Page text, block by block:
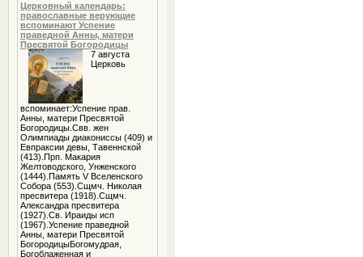
Церковный календарь:
православные верующие
вспоминают Успение
праведной Анны, матери
Пресвятой Богородицы
7 августа
Церковь
вспоминает:Успение прав.
Анны, матери Пресвятой
Богородицы.Свв. жен
Олимпиады диакониссы (409) и
Евпраксии девы, Тавеннской
(413).Прп. Макария
Желтоводского, Унженского
(1444).Память V Вселенского
Собора (553).Сщмч. Николая
пресвитера (1918).Сщмч.
Александра пресвитера
(1927).Св. Ираиды исп
(1967).Успение праведной
Анны, матери Пресвятой
БогородицыБогомудрая,
Богоблаженная и